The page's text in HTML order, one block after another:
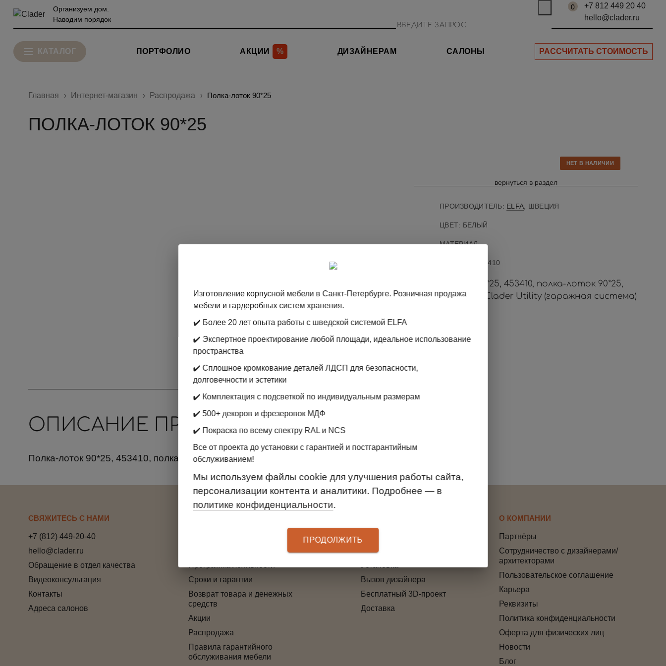
Организуем дом.
Наводим порядок
0
+7 812 449 20 40
hello@clader.ru
КАТАЛОГ ПОРТФОЛИО АКЦИИ % ДИЗАЙНЕРАМ САЛОНЫ РАССЧИТАТЬ СТОИМОСТЬ
Главная Интернет-магазин Распродажа Полка-лоток 90*25
ПОЛКА-ЛОТОК 90*25
НЕТ В НАЛИЧИИ
вернуться в раздел
ПРОИЗВОДИТЕЛЬ: ELFA , ШВЕЦИЯ
ЦВЕТ: БЕЛЫЙ
МАТЕРИАЛ:
453410
Полка-лоток 90*25, 453410, полка-лоток 90*25,
Clader Швеция, Clader Utility (гаражная система)
ОПИСАНИЕ ПРОДУКТА
Полка-лоток 90*25, 453410, полка-лоток 90*25, Elfa Швеция, Elfa Utility (гаражная система)
СВЯЖИТЕСЬ С НАМИ
+7 (812) 449-20-40
hello@clader.ru
Обращение в отдел качества
Видеоконсультация
Контакты
Адреса салонов
Сроки и гарантии
Возврат товара и денежных
средств
Акции
Распродажа
Правила гарантийного
обслуживания мебели
3D-проект дверей
Вызов дизайнера
Бесплатный 3D-проект
Доставка
О КОМПАНИИ
Партнёры
Сотрудничество с дизайнерами/
архитекторами
Пользовательское соглашение
Карьера
Реквизиты
Политика конфиденциальности
Оферта для физических лиц
Новости
Блог
Изготовление корпусной мебели в Санкт-Петербурге. Розничная продажа
мебели и гардеробных систем хранения.
✔️ Более 20 лет опыта работы с шведской системой ELFA
✔️ Экспертное проектирование любой площади, идеальное использование
пространства
✔️ Сплошное кромкование деталей ЛДСП для безопасности,
долговечности и эстетики
✔️ Комплектация с подсветкой по индивидуальным размерам
✔️ 500+ декоров и фрезеровок МДФ
✔️ Покраска по всему спектру RAL и NCS
Все от проекта до установки с гарантией и постгарантийным
обслуживанием!
Мы используем файлы cookie для улучшения работы сайта,
персонализации контента и аналитики. Подробнее — в
политике конфиденциальности.
ПРОДОЛЖИТЬ